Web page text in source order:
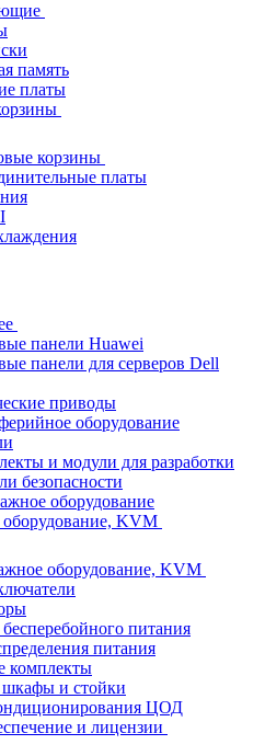
память
платы
корзины
платы
панели Huawei
панели для серверов Dell
приводы
оборудование
и модули для разработки
безопасности
оборудование
KVM
оборудование, KVM
питания
питания
комплекты
и стойки
ЦОД
и лицензии